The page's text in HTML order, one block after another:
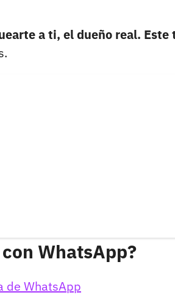
a ti, el dueño real. Este
WhatsApp?
de WhatsApp